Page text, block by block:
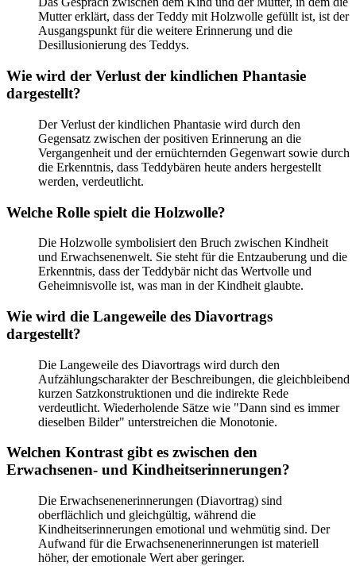
Mutter erklärt, dass der Teddy mit Holzwolle gefüllt ist, ist der
Ausgangspunkt für die weitere Erinnerung und die
Desillusionierung des Teddys.
Wie wird der Verlust der kindlichen Phantasie
dargestellt?
Der Verlust der kindlichen Phantasie wird durch den
Gegensatz zwischen der positiven Erinnerung an die
Vergangenheit und der ernüchternden Gegenwart sowie durch
die Erkenntnis, dass Teddybären heute anders hergestellt
werden, verdeutlicht.
Welche Rolle spielt die Holzwolle?
Die Holzwolle symbolisiert den Bruch zwischen Kindheit
und Erwachsenenwelt. Sie steht für die Entzauberung und die
Erkenntnis, dass der Teddybär nicht das Wertvolle und
Geheimnisvolle ist, was man in der Kindheit glaubte.
Wie wird die Langeweile des Diavortrags
dargestellt?
Die Langeweile des Diavortrags wird durch den
Aufzählungscharakter der Beschreibungen, die gleichbleibend
kurzen Satzkonstruktionen und die indirekte Rede
verdeutlicht. Wiederholende Sätze wie "Dann sind es immer
dieselben Bilder" unterstreichen die Monotonie.
Welchen Kontrast gibt es zwischen den
Erwachsenen- und Kindheitserinnerungen?
Die Erwachsenenerinnerungen (Diavortrag) sind
oberflächlich und gleichgültig, während die
Kindheitserinnerungen emotional und wehmütig sind. Der
Aufwand für die Erwachsenenerinnerungen ist materiell
höher, der emotionale Wert aber geringer.